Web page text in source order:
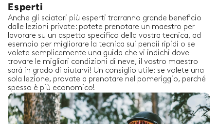
Esperti
Anche gli sciatori più esperti trarranno grande beneficio
dalle lezioni private: potete prenotare un maestro per
lavorare su un aspetto specifico della vostra tecnica, ad
esempio per migliorare la tecnica sui pendii ripidi o se
volete semplicemente una guida che vi indichi dove
trovare le migliori condizioni di neve, il vostro maestro
sarà in grado di aiutarvi! Un consiglio utile: se volete una
sola lezione, provate a prenotare nel pomeriggio, perché
spesso è più economico!